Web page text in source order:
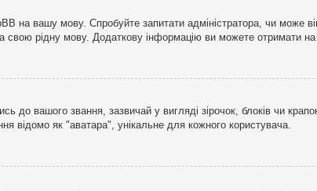
на вашу мову. Спробуйте запитати адміністратора, чи може
рідну мову. Додаткову інформацію ви можете отримати на
вашого звання, зазвичай у вигляді зірочок, блоків чи
відомо як "аватара", унікальне для кожного користувача.